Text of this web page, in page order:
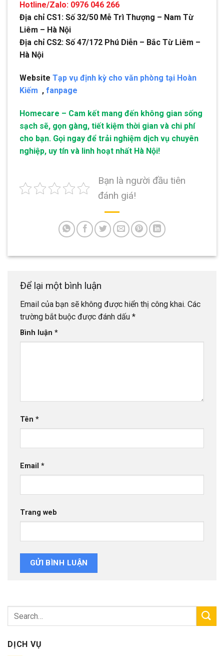
Hotline/Zalo: 0976 046 266
Địa chỉ CS1: Số 32/50 Mễ Trì Thượng – Nam Từ
Liêm – Hà Nội
Địa chỉ CS2: Số 47/172 Phú Diễn – Bắc Từ Liêm –
Hà Nội
Website Tạp vụ định kỳ cho văn phòng tại Hoàn
Kiếm , fanpage
Homecare – Cam kết mang đến không gian sống
sạch sẽ, gọn gàng, tiết kiệm thời gian và chi phí
cho bạn. Gọi ngay để trải nghiệm dịch vụ chuyên
nghiệp, uy tín và linh hoạt nhất Hà Nội!
Bạn là người đầu tiên
đánh giá!
Để lại một bình luận
Email của bạn sẽ không được hiển thị công khai. Các
trường bắt buộc được đánh dấu *
Bình luận *
Tên *
Email *
Trang web
DỊCH VỤ